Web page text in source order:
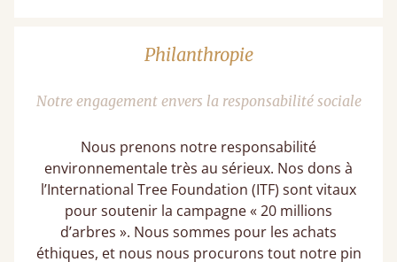
Philanthropie
Notre engagement envers la responsabilité sociale
Nous prenons notre responsabilité
environnementale très au sérieux. Nos dons à
l’International Tree Foundation (ITF) sont vitaux
pour soutenir la campagne « 20 millions
d’arbres ». Nous sommes pour les achats
éthiques, et nous nous procurons tout notre pin